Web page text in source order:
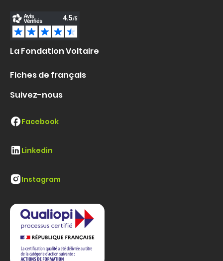
La Fondation Voltaire
Fiches de français
Suivez-nous
Facebook
Linkedin
Instagram